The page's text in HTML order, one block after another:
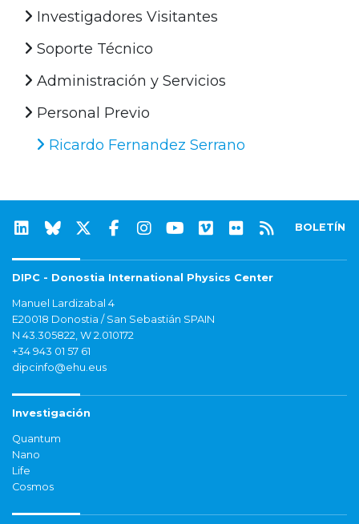
Investigadores Visitantes
Soporte Técnico
Administración y Servicios
Personal Previo
Ricardo Fernandez Serrano
BOLETÍN
DIPC - Donostia International Physics Center
Manuel Lardizabal 4
E20018 Donostia / San Sebastián SPAIN
N 43.305822, W 2.010172
+34 943 01 57 61
dipcinfo@ehu.eus
Investigación
Quantum
Nano
Life
Cosmos